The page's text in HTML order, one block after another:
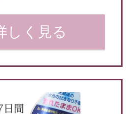
しく見る